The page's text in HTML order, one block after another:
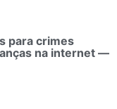
para crimes
na internet —